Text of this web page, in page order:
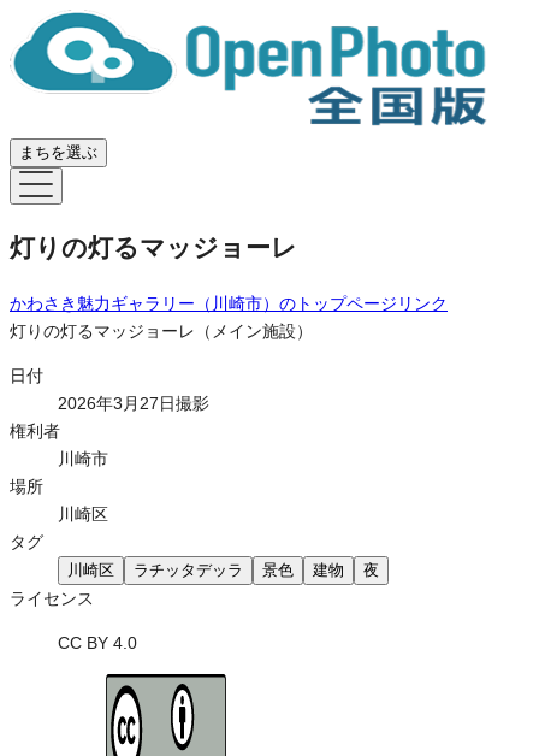
まちを選ぶ
灯りの灯るマッジョーレ
かわさき魅力ギャラリー（川崎市） のトップページリンク
灯りの灯るマッジョーレ（メイン施設）
日付
2026年3月27日撮影
権利者
川崎市
場所
川崎区
タグ
川崎区 ラチッタデッラ 景色 建物 夜
ライセンス
CC BY 4.0